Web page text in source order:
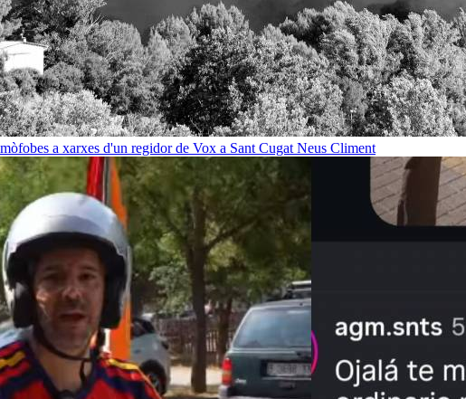
a xarxes d'un regidor de Vox a Sant Cugat Neus Climent